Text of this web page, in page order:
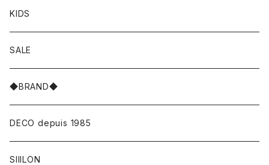
KIDS
SALE
◆BRAND◆
DECO depuis 1985
SIIILON